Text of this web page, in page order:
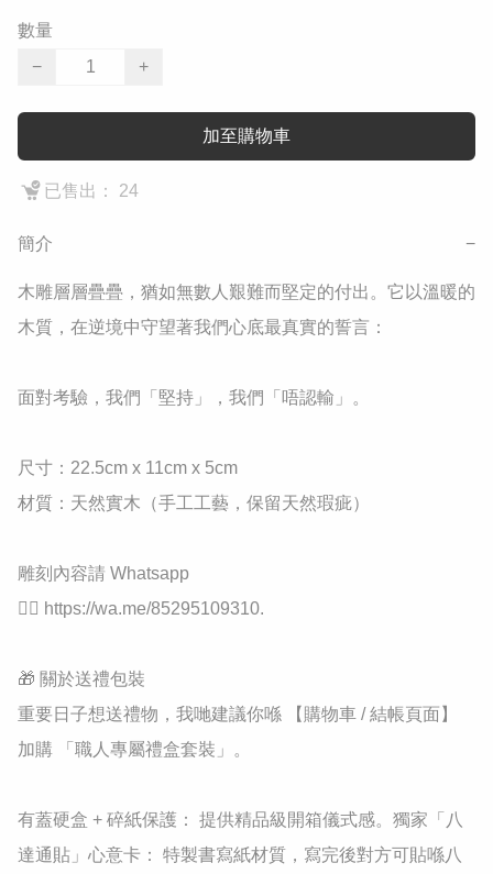
數量
−
+
加至購物車
已售出： 24
簡介 −
木雕層層疊疊，猶如無數人艱難而堅定的付出。它以溫暖的
木質，在逆境中守望著我們心底最真實的誓言：
​面對考驗，我們「堅持」，我們「唔認輸」。
​尺寸：22.5cm x 11cm x 5cm
​材質：天然實木（手工工藝，保留天然瑕疵）
雕刻內容請 Whatsapp
👉🏻 https://wa.me/85295109310.
​🎁 關於送禮包裝
​重要日子想送禮物，我哋建議你喺 【購物車 / 結帳頁面】
加購 「職人專屬禮盒套裝」。
​有蓋硬盒 + 碎紙保護： 提供精品級開箱儀式感。​獨家「八
達通貼」心意卡： 特製書寫紙材質，寫完後對方可貼喺八